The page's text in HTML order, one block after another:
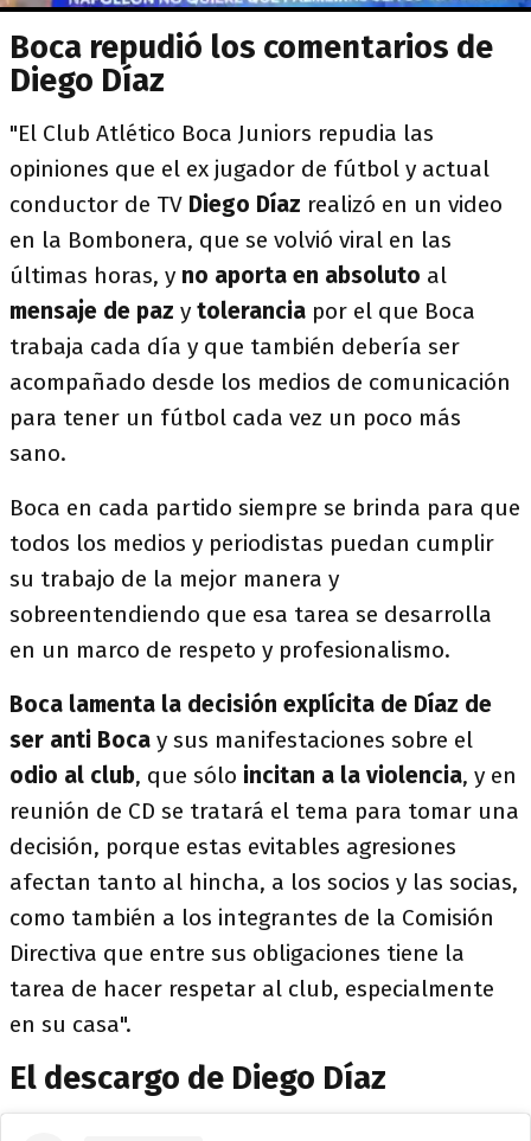
Boca repudió los comentarios de
Diego Díaz
"El Club Atlético Boca Juniors repudia las
opiniones que el ex jugador de fútbol y actual
conductor de TV Diego Díaz realizó en un video
en la Bombonera, que se volvió viral en las
últimas horas, y no aporta en absoluto al
mensaje de paz y tolerancia por el que Boca
trabaja cada día y que también debería ser
acompañado desde los medios de comunicación
para tener un fútbol cada vez un poco más
sano.
Boca en cada partido siempre se brinda para que
todos los medios y periodistas puedan cumplir
su trabajo de la mejor manera y
sobreentendiendo que esa tarea se desarrolla
en un marco de respeto y profesionalismo.
Boca lamenta la decisión explícita de Díaz de
ser anti Boca y sus manifestaciones sobre el
odio al club, que sólo incitan a la violencia, y en
reunión de CD se tratará el tema para tomar una
decisión, porque estas evitables agresiones
afectan tanto al hincha, a los socios y las socias,
como también a los integrantes de la Comisión
Directiva que entre sus obligaciones tiene la
tarea de hacer respetar al club, especialmente
en su casa".
El descargo de Diego Díaz